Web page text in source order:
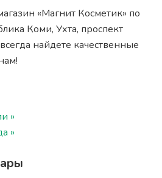
«Магнит Косметик» по
Коми, Ухта, проспект
найдете качественные
»
»